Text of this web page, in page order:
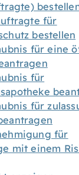
für
bestellen
für eine
für
für
für
mit einem